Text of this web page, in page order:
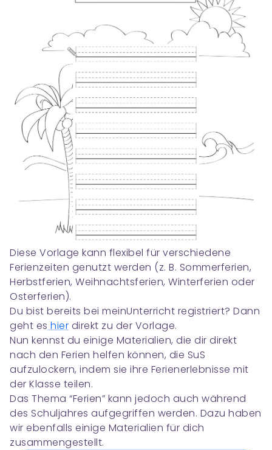
Diese Vorlage kann flexibel für verschiedene
Ferienzeiten genutzt werden (z. B. Sommerferien,
Herbstferien, Weihnachtsferien, Winterferien oder
Osterferien).
Du bist bereits bei meinUnterricht registriert? Dann
geht es hier direkt zu der Vorlage.
Nun kennst du einige Materialien, die dir direkt
nach den Ferien helfen können, die SuS
aufzulockern, indem sie ihre Ferienerlebnisse mit
der Klasse teilen.
Das Thema “Ferien” kann jedoch auch während
des Schuljahres aufgegriffen werden. Dazu haben
wir ebenfalls einige Materialien für dich
zusammengestellt.